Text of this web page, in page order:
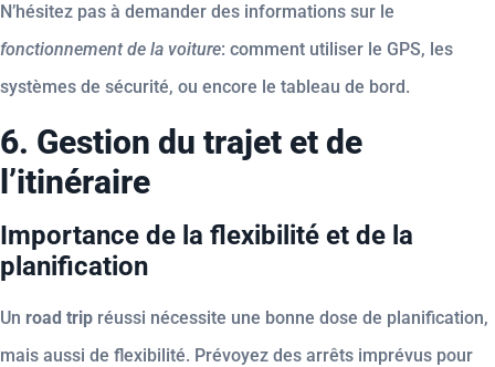
N’hésitez pas à demander des informations sur le
fonctionnement de la voiture: comment utiliser le GPS, les
systèmes de sécurité, ou encore le tableau de bord.
6. Gestion du trajet et de
l’itinéraire
Importance de la flexibilité et de la
planification
Un road trip réussi nécessite une bonne dose de planification,
mais aussi de flexibilité. Prévoyez des arrêts imprévus pour